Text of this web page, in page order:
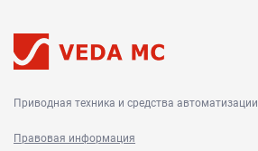
Приводная техника и средства автоматизации
Правовая информация